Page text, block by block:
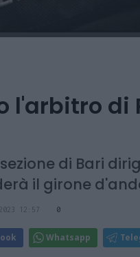
l'arbitro di
di Bari
il girone
12:57 0
Whatsapp